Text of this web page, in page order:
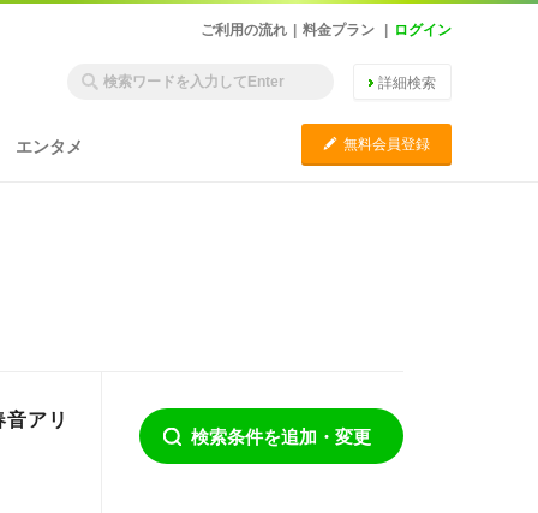
ご利用の流れ 料金プラン ログイン
詳細検索
エンタメ C 無料会員登録
アリ
検索条件を追加・変更